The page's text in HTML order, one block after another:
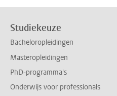
Studiekeuze
Bacheloropleidingen
Masteropleidingen
PhD-programma's
Onderwijs voor professionals